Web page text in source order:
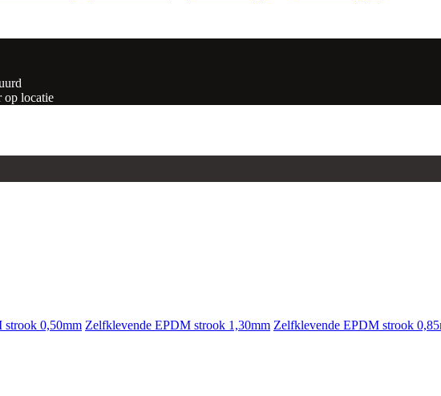
op locatie
strook 0,50mm Zelfklevende EPDM strook 1,30mm Zelfklevende EPDM strook